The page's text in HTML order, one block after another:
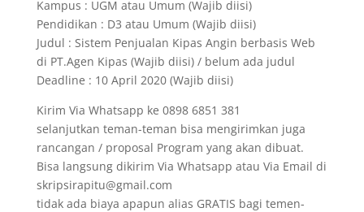
Kampus : UGM atau Umum (Wajib diisi)
Pendidikan : D3 atau Umum (Wajib diisi)
Judul : Sistem Penjualan Kipas Angin berbasis Web
di PT.Agen Kipas (Wajib diisi) / belum ada judul
Deadline : 10 April 2020 (Wajib diisi)
Kirim Via Whatsapp ke 0898 6851 381
selanjutkan teman-teman bisa mengirimkan juga
rancangan / proposal Program yang akan dibuat.
Bisa langsung dikirim Via Whatsapp atau Via Email di
skripsirapitu@gmail.com
tidak ada biaya apapun alias GRATIS bagi temen-